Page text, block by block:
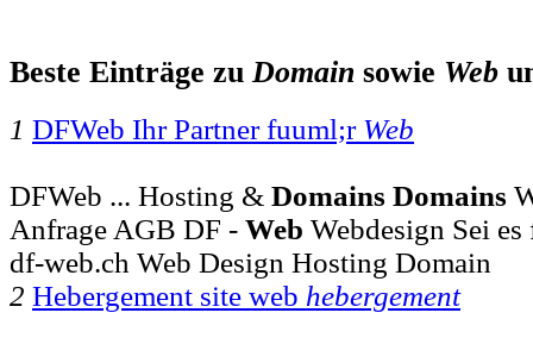
Beste Einträge zuDomain sowie Web
1 DFWeb Ihr Partner fuuml;r Web
DFWeb ... Hosting & Domains Domains
Anfrage AGB DF - Web Webdesign Sei es
df-web.ch Web Design Hosting Domain
2 Hebergement site web hebergement